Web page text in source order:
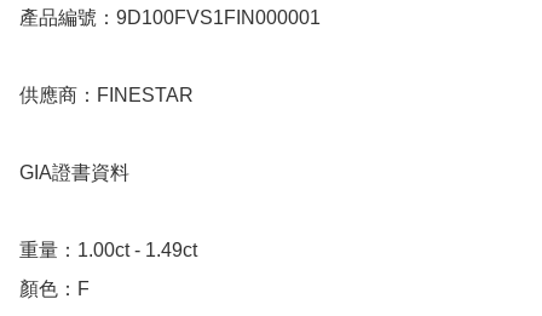
產品編號：9D100FVS1FIN000001
供應商：FINESTAR
GIA證書資料
重量：1.00ct - 1.49ct
顏色：F